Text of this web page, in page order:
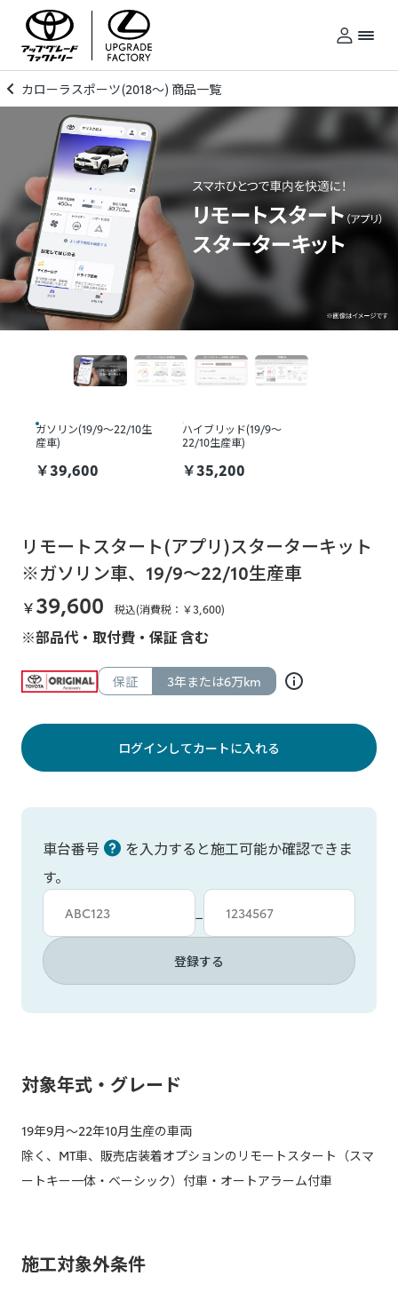
カローラスポーツ(2018～) 商品一覧
リモートスタート(アプリ)スターターキット
※ガソリン車、19/9～22/10生産車
￥39,600 税込(消費税：￥3,600)
※部品代・取付費・保証 含む
保証 3年または6万km
ガソリン(19/9～22/10生
産車)
￥39,600
ハイブリッド(19/9～
22/10生産車)
￥35,200
ログインしてカートに入れる
車台番号
を入力すると施工可能か確認できま
す。
車台カタシキ入力
−
車台番号入力
登録する
対象年式・グレード
19年9月～22年10月生産の車両
除く、MT車、販売店装着オプションのリモートスタート（スマ
ートキー一体・ベーシック）付車・オートアラーム付車
施工対象外条件